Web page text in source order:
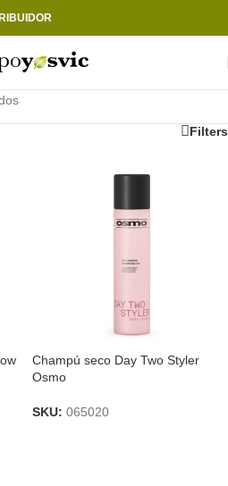
Filters
Champú seco Day Two Styler
Osmo
SKU: 065020